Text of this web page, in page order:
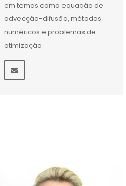
em temas como equação de
advecção-difusão, métodos
numéricos e problemas de
otimização.